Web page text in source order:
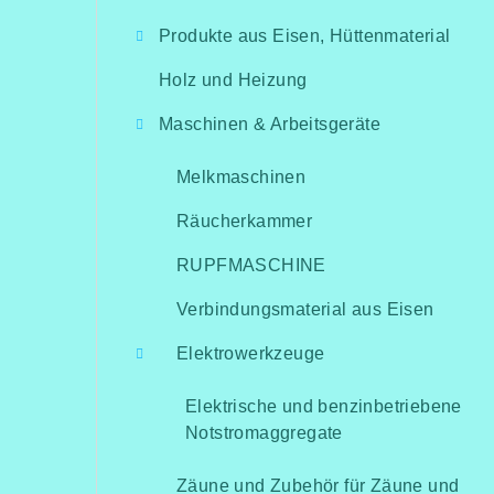
Produkte aus Eisen, Hüttenmaterial
Holz und Heizung
Maschinen & Arbeitsgeräte
Melkmaschinen
Räucherkammer
RUPFMASCHINE
Verbindungsmaterial aus Eisen
Elektrowerkzeuge
Elektrische und benzinbetriebene
Notstromaggregate
Zäune und Zubehör für Zäune und